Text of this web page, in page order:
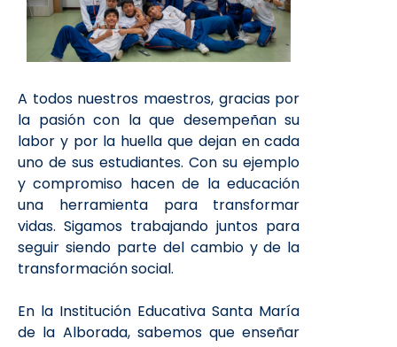
A todos nuestros maestros, gracias por
la pasión con la que desempeñan su
labor y por la huella que dejan en cada
uno de sus estudiantes. Con su ejemplo
y compromiso hacen de la educación
una herramienta para transformar
vidas. Sigamos trabajando juntos para
seguir siendo parte del cambio y de la
transformación social.
En la Institución Educativa Santa María
de la Alborada, sabemos que enseñar